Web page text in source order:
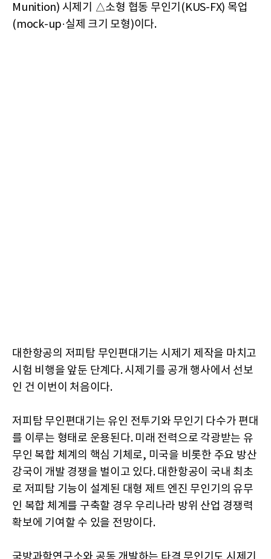
Munition) 시제기 △소형 협동 무인기(KUS-FX) 목업
(mock-up·실제 크기 모형)이다.
대한항공의 저피탐 무인편대기는 시제기 제작을 마치고
시험 비행을 앞둔 단계다. 시제기를 공개 행사에서 선보
인 건 이번이 처음이다.
저피탐 무인편대기는 유인 전투기와 무인기 다수가 편대
를 이루는 형태로 운용된다. 미래 전력으로 각광받는 유
무인 복합 체계의 핵심 기체로, 미국을 비롯한 주요 방산
강국이 개발 경쟁을 벌이고 있다. 대한항공이 국내 최초
로 저피탐 기능이 설계된 대형 제트 엔진 무인기의 유무
인 복합 체계를 구축할 경우 우리나라 방위 산업 경쟁력
확보에 기여할 수 있을 전망이다.